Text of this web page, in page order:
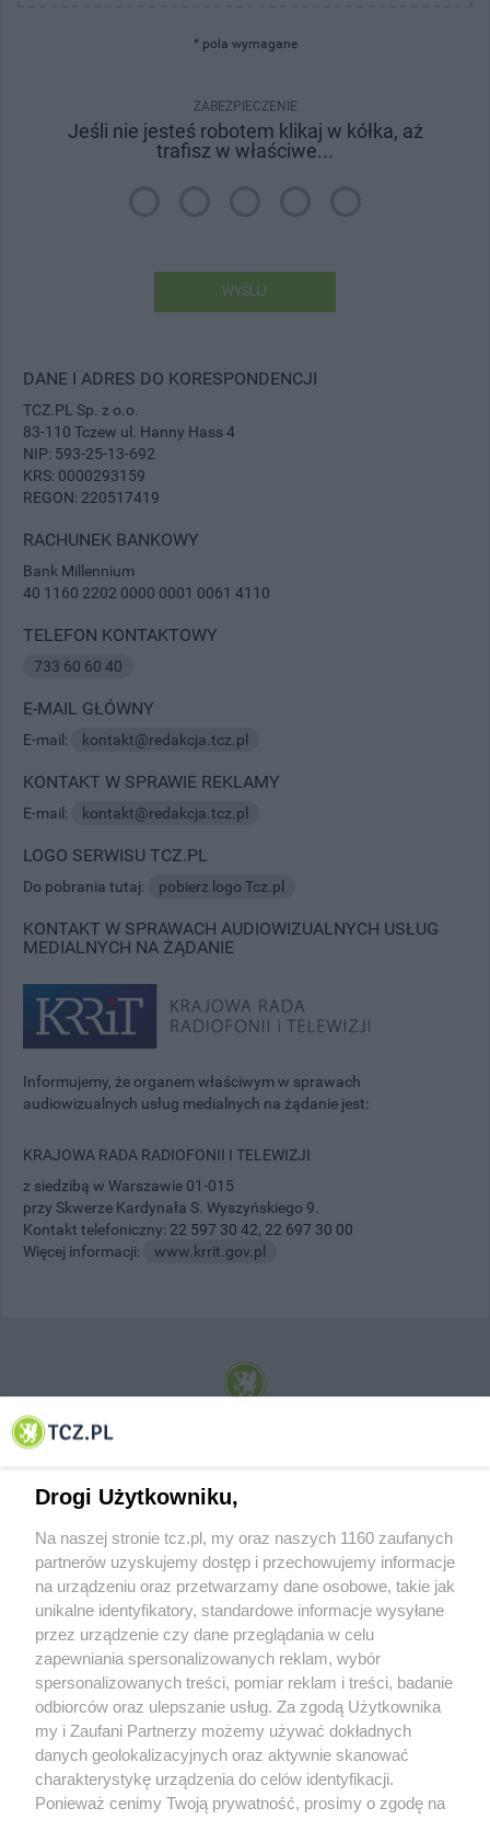
* pola wymagane
ZABEZPIECZENIE
Jeśli nie jesteś robotem klikaj w kółka, aż
trafisz w właściwe...
WYŚLIJ
DANE I ADRES DO KORESPONDENCJI
TCZ.PL Sp. z o.o.
83-110 Tczew ul. Hanny Hass 4
NIP: 593-25-13-692
KRS: 0000293159
REGON: 220517419
RACHUNEK BANKOWY
Bank Millennium
40 1160 2202 0000 0001 0061 4110
TELEFON KONTAKTOWY
733 60 60 40
E-MAIL GŁÓWNY
E-mail: kontakt@redakcja.tcz.pl
KONTAKT W SPRAWIE REKLAMY
E-mail: kontakt@redakcja.tcz.pl
LOGO SERWISU TCZ.PL
Do pobrania tutaj: pobierz logo Tcz.pl
KONTAKT W SPRAWACH AUDIOWIZUALNYCH USŁUG
MEDIALNYCH NA ŻĄDANIE
Informujemy, że organem właściwym w sprawach
audiowizualnych usług medialnych na żądanie jest:
KRAJOWA RADA RADIOFONII I TELEWIZJI
z siedzibą w Warszawie 01-015
przy Skwerze Kardynała S. Wyszyńskiego 9.
Kontakt telefoniczny: 22 597 30 42, 22 697 30 00
Więcej informacji:
www.krrit.gov.pl
© 2001-2026 Tczew - TCZ.PL Sp. z o.o. Internetowy Serwis Informacyjny Miasta
O FIRMIE POLITYKA PRYWATNOŚCI HOSTING
REKLAMA WSPÓŁPRACA RSS FACEBOOK KONTAKT
Nasze serwisy
Aktualności
Tcz24
Muzyka i kultura
Archiwum wydarzeń
Drogi Użytkowniku,
Na naszej stronie tcz.pl, my oraz naszych 1160 zaufanych
partnerów uzyskujemy dostęp i przechowujemy informacje
na urządzeniu oraz przetwarzamy dane osobowe, takie jak
unikalne identyfikatory, standardowe informacje wysyłane
przez urządzenie czy dane przeglądania w celu
zapewniania spersonalizowanych reklam, wybór
spersonalizowanych treści, pomiar reklam i treści, badanie
odbiorców oraz ulepszanie usług. Za zgodą Użytkownika
my i Zaufani Partnerzy możemy używać dokładnych
danych geolokalizacyjnych oraz aktywnie skanować
charakterystykę urządzenia do celów identyfikacji.
Ponieważ cenimy Twoją prywatność, prosimy o zgodę na